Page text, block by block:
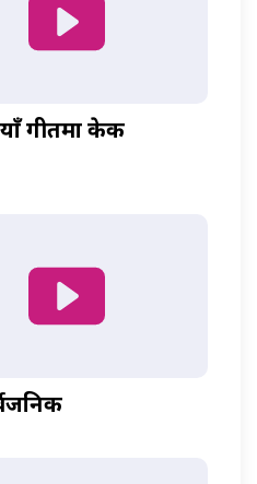
गीतमा केकी